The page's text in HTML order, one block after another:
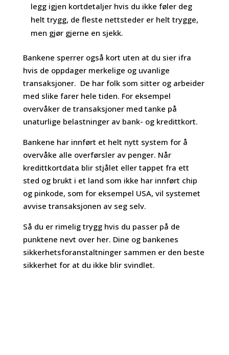
legg igjen kortdetaljer hvis du ikke føler deg
helt trygg, de fleste nettsteder er helt trygge,
men gjør gjerne en sjekk.
Bankene sperrer også kort uten at du sier ifra
hvis de oppdager merkelige og uvanlige
transaksjoner. De har folk som sitter og arbeider
med slike farer hele tiden. For eksempel
overvåker de transaksjoner med tanke på
unaturlige belastninger av bank- og kredittkort.
Bankene har innført et helt nytt system for å
overvåke alle overførsler av penger. Når
kredittkortdata blir stjålet eller tappet fra ett
sted og brukt i et land som ikke har innført chip
og pinkode, som for eksempel USA, vil systemet
avvise transaksjonen av seg selv.
Så du er rimelig trygg hvis du passer på de
punktene nevt over her. Dine og bankenes
sikkerhetsforanstaltninger sammen er den beste
sikkerhet for at du ikke blir svindlet.